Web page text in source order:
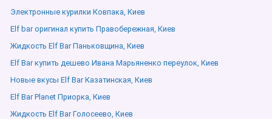
Электронные курилки Ковпака, Киев
Elf bar оригинал купить Правобережная, Киев
Жидкость Elf Bar Паньковщина, Киев
Elf Bar купить дешево Ивана Марьяненко переулок, Киев
Новые вкусы Elf Bar Казатинская, Киев
Elf Bar Planet Приорка, Киев
Жидкость Elf Bar Голосеево, Киев